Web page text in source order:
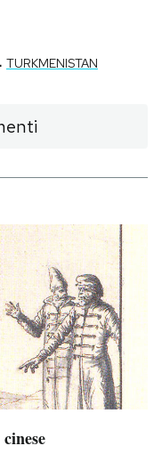
TURKMENISTAN